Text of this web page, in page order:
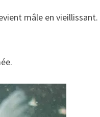
mâle en